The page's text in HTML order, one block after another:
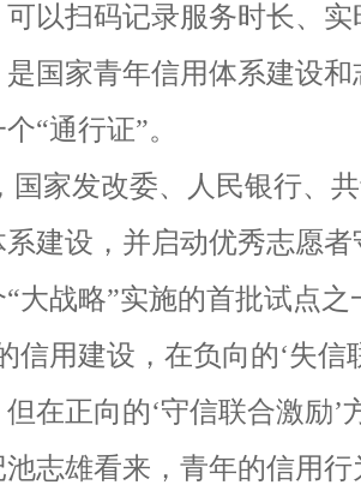
可以扫码记录服务时长、
国家青年信用体系建设
“通行证”。
国家发改委、人民银行、
建设，并启动优秀志愿
大战略”实施的首批试点之
信用建设，在负向的‘失信
在正向的‘守信联合激励’
志雄看来，青年的信用